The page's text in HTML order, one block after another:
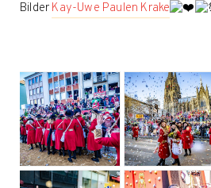
Bilder Kay-Uwe Paulen Krake